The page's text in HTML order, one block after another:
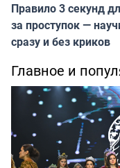
Правило 3 секунд
за проступок —
сразу и без криков
Главное и